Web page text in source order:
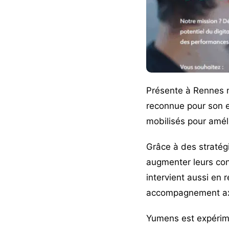
Présente à
reconnue pour son
mobilisés pour
Grâce à des
augmenter leurs
intervient aussi en
accompagnement
Yumens est